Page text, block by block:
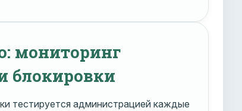
мониторинг
блокировки
тестируется администрацией каждые